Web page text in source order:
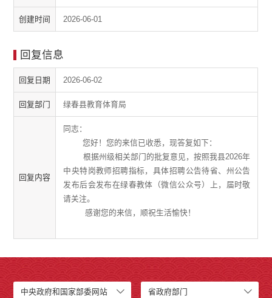
创建时间 2026-06-01
回复信息
回复日期 2026-06-02
回复部门 绿春县教育体育局
回复内容
同志：
您好！您的来信已收悉，现答复如下：
根据州级相关部门的批复意见，按照我县2026年
中央特岗教师招聘指标，具体招聘公告待省、州公告
发布后会发布在绿春教体（微信公众号）上，届时敬
请关注。
感谢您的来信，顺祝生活愉快！
中央政府和国家部委网站 省政府部门